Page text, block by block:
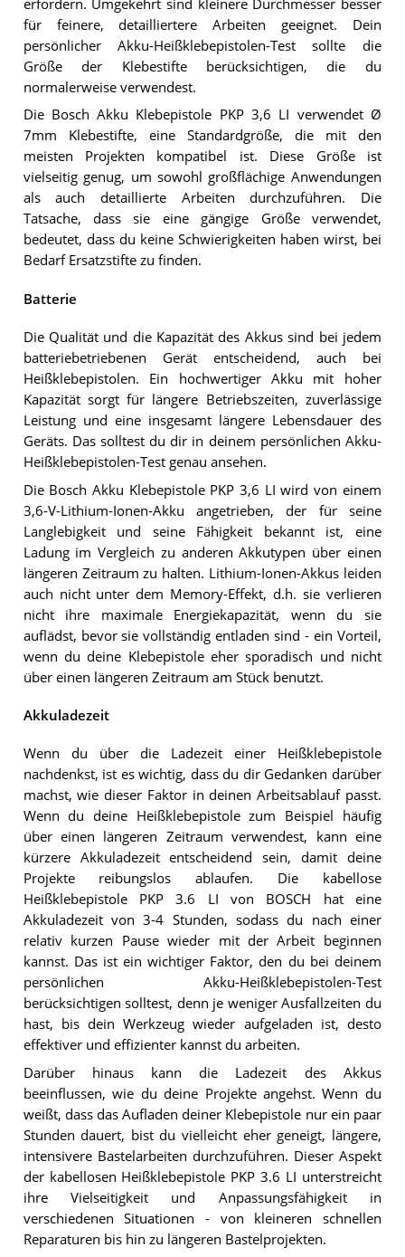
erfordern. Umgekehrt sind kleinere Durchmesser besser
für feinere, detailliertere Arbeiten geeignet. Dein
persönlicher Akku-Heißklebepistolen-Test sollte die
Größe der Klebestifte berücksichtigen, die du
normalerweise verwendest.
Die Bosch Akku Klebepistole PKP 3,6 LI verwendet Ø
7mm Klebestifte, eine Standardgröße, die mit den
meisten Projekten kompatibel ist. Diese Größe ist
vielseitig genug, um sowohl großflächige Anwendungen
als auch detaillierte Arbeiten durchzuführen. Die
Tatsache, dass sie eine gängige Größe verwendet,
bedeutet, dass du keine Schwierigkeiten haben wirst, bei
Bedarf Ersatzstifte zu finden.
Batterie
Die Qualität und die Kapazität des Akkus sind bei jedem
batteriebetriebenen Gerät entscheidend, auch bei
Heißklebepistolen. Ein hochwertiger Akku mit hoher
Kapazität sorgt für längere Betriebszeiten, zuverlässige
Leistung und eine insgesamt längere Lebensdauer des
Geräts. Das solltest du dir in deinem persönlichen Akku-
Heißklebepistolen-Test genau ansehen.
Die Bosch Akku Klebepistole PKP 3,6 LI wird von einem
3,6-V-Lithium-Ionen-Akku angetrieben, der für seine
Langlebigkeit und seine Fähigkeit bekannt ist, eine
Ladung im Vergleich zu anderen Akkutypen über einen
längeren Zeitraum zu halten. Lithium-Ionen-Akkus leiden
auch nicht unter dem Memory-Effekt, d.h. sie verlieren
nicht ihre maximale Energiekapazität, wenn du sie
auflädst, bevor sie vollständig entladen sind - ein Vorteil,
wenn du deine Klebepistole eher sporadisch und nicht
über einen längeren Zeitraum am Stück benutzt.
Akkuladezeit
Wenn du über die Ladezeit einer Heißklebepistole
nachdenkst, ist es wichtig, dass du dir Gedanken darüber
machst, wie dieser Faktor in deinen Arbeitsablauf passt.
Wenn du deine Heißklebepistole zum Beispiel häufig
über einen längeren Zeitraum verwendest, kann eine
kürzere Akkuladezeit entscheidend sein, damit deine
Projekte reibungslos ablaufen. Die kabellose
Heißklebepistole PKP 3.6 LI von BOSCH hat eine
Akkuladezeit von 3-4 Stunden, sodass du nach einer
relativ kurzen Pause wieder mit der Arbeit beginnen
kannst. Das ist ein wichtiger Faktor, den du bei deinem
persönlichen Akku-Heißklebepistolen-Test
berücksichtigen solltest, denn je weniger Ausfallzeiten du
hast, bis dein Werkzeug wieder aufgeladen ist, desto
effektiver und effizienter kannst du arbeiten.
Darüber hinaus kann die Ladezeit des Akkus
beeinflussen, wie du deine Projekte angehst. Wenn du
weißt, dass das Aufladen deiner Klebepistole nur ein paar
Stunden dauert, bist du vielleicht eher geneigt, längere,
intensivere Bastelarbeiten durchzuführen. Dieser Aspekt
der kabellosen Heißklebepistole PKP 3.6 LI unterstreicht
ihre Vielseitigkeit und Anpassungsfähigkeit in
verschiedenen Situationen - von kleineren schnellen
Reparaturen bis hin zu längeren Bastelprojekten.